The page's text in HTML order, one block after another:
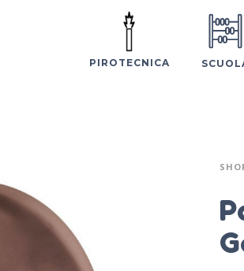
PIROTECNICA